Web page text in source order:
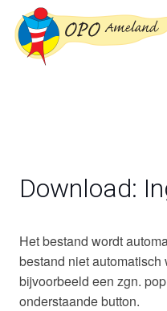
Download:
Het bestand wordt
bestand niet automatisch
bijvoorbeeld een zgn.
onderstaande button.